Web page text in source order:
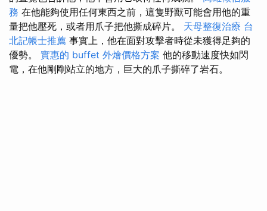
務 在他能夠使用任何東西之前，這隻野獸可能會用他的重
量把他壓死，或者用爪子把他撕成碎片。 天母整復治療 台
北記帳士推薦 事實上，他在面對攻擊者時從未獲得足夠的
優勢。 實惠的 buffet 外燴價格方案 他的移動速度快如閃
電，在他剛剛站立的地方，巨大的爪子撕碎了岩石。